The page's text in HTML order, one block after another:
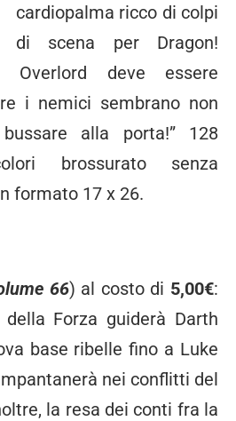
cardiopalma ricco di colpi
di scena per Dragon!
Overlord deve essere
i nemici sembrano non
alla porta!” 128
brossurato senza
formato 17 x 26.
66) al costo di 5,00€:
Forza guiderà Darth
base ribelle fino a Luke
nei conflitti del
la resa dei conti fra la